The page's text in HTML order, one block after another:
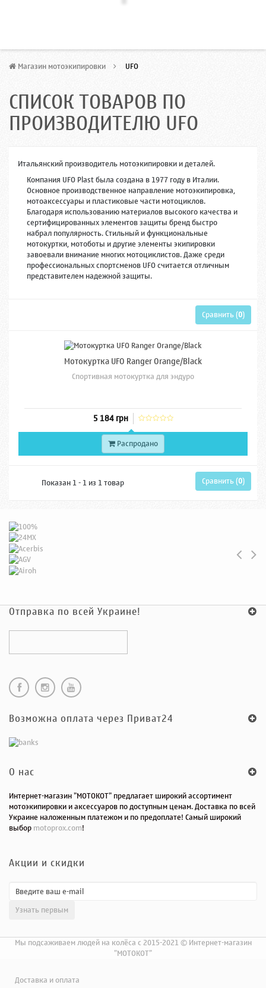
Магазин мотоэкипировки > UFO
СПИСОК ТОВАРОВ ПО
ПРОИЗВОДИТЕЛЮ UFO
Итальянский производитель мотоэкипировки и деталей.
Компания UFO Plast была создана в 1977 году в Италии.
Основное производственное направление мотоэкипировка,
мотоаксессуары и пластиковые части мотоциклов.
Благодаря использованию материалов высокого качества и
сертифицированных элементов защиты бренд быстро
набрал популярность. Стильный и функциональные
мотокуртки, мотоботы и другие элементы экипировки
завоевали внимание многих мотоциклистов. Даже среди
профессиональных спортсменов UFO считается отличным
представителем надежной защиты.
Сравнить (0)
Мотокуртка UFO Ranger Orange/Black
Спортивная мотокуртка для эндуро
5 184 грн
Распродано
Показан 1 - 1 из 1 товар Сравнить (0)
Отправка по всей Украине!
Возможна оплата через Приват24
O нас
Интернет-магазин "МОТОКОТ" предлагает широкий ассортимент
мотоэкипировки и аксессуаров по доступным ценам. Доставка по всей
Украине наложенным платежом и по предоплате! Самый широкий
выборmotoprox.com!
Акции и скидки
Мы подсаживаем людей на колёса с 2015-2021 © Интернет-магазин
"МОТОКОТ"
Доставка и оплата